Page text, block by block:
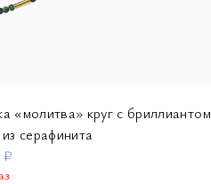
«молитва» круг с бриллиантом
серафинита
₽